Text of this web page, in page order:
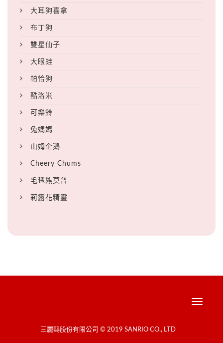
大耳狗喜拿
布丁狗
雙星仙子
大眼蛙
帕恰狗
酷洛米
可樂鈴
兔媽媽
山姆企鵝
Cheery Chums
毛毯熊莫普
莉露花精靈
Toggle
三麗鷗股份有限公司 © 2019 SANRIO CO., LTD